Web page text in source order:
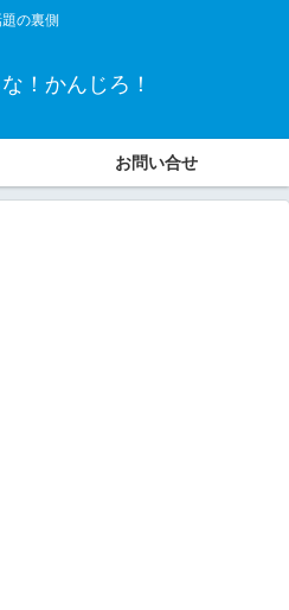
の裏側
！かんじろ！
お問い合せ